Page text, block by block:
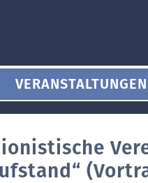
VERANSTALTUNGEN